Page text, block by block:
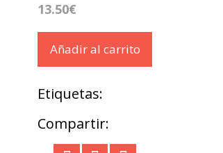
13.50€
Añadir al carrito
Etiquetas:
Compartir: